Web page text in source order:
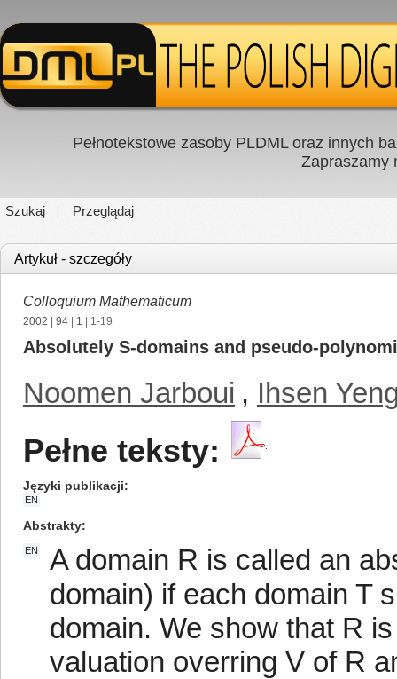
Pełnotekstowe zasoby PLDML oraz innych
Zapraszamy
Szukaj Przeglądaj
Artykuł - szczegóły
Colloquium Mathematicum
2002 94 1 | 1-19
Absolutely S-domains and pseudo-
Noomen Jarboui , Ihsen
Pełne teksty:
Języki publikacji
EN
Abstrakty
EN
A domain R is called an
domain) if each domain T
domain. We show that R
valuation overring V of R